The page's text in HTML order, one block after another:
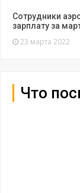
Сотрудники
зарплату за
23 марта 2022
Что